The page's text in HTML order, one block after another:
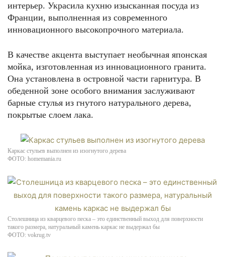
интерьер. Украсила кухню изысканная посуда из
Франции, выполненная из современного
инновационного высокопрочного материала.
В качестве акцента выступает необычная японская
мойка, изготовленная из инновационного гранита.
Она установлена в островной части гарнитура. В
обеденной зоне особого внимания заслуживают
барные стулья из гнутого натурального дерева,
покрытые слоем лака.
Каркас стульев выполнен из изогнутого дерева
ФОТО: homemania.ru
Столешница из кварцевого песка – это единственный выход для поверхности
такого размера, натуральный камень каркас не выдержал бы
ФОТО: vokrug.tv